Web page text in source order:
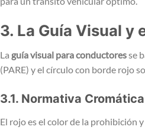
3. La Guía Visual y
La guía visual para conductoresse
(PARE) y el círculo con borde rojo
3.1. Normativa
El rojo es el color de la prohibición